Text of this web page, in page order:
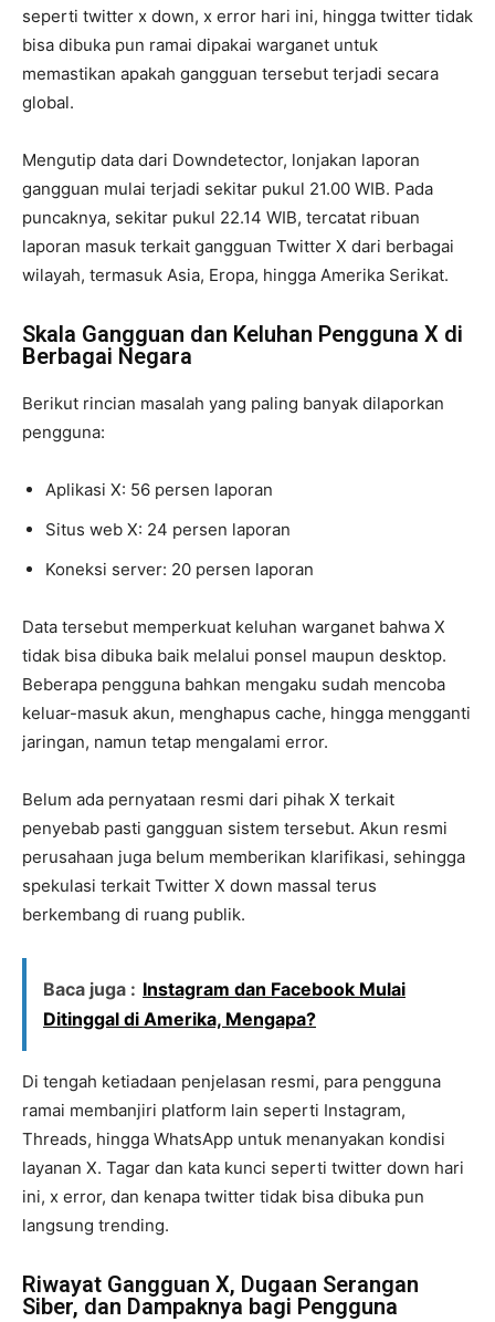
seperti twitter x down, x error hari ini, hingga twitter tidak
bisa dibuka pun ramai dipakai warganet untuk
memastikan apakah gangguan tersebut terjadi secara
global.
Mengutip data dari Downdetector, lonjakan laporan
gangguan mulai terjadi sekitar pukul 21.00 WIB. Pada
puncaknya, sekitar pukul 22.14 WIB, tercatat ribuan
laporan masuk terkait gangguan Twitter X dari berbagai
wilayah, termasuk Asia, Eropa, hingga Amerika Serikat.
Skala Gangguan dan Keluhan Pengguna X di
Berbagai Negara
Berikut rincian masalah yang paling banyak dilaporkan
pengguna:
Aplikasi X: 56 persen laporan
Situs web X: 24 persen laporan
Koneksi server: 20 persen laporan
Data tersebut memperkuat keluhan warganet bahwa X
tidak bisa dibuka baik melalui ponsel maupun desktop.
Beberapa pengguna bahkan mengaku sudah mencoba
keluar-masuk akun, menghapus cache, hingga mengganti
jaringan, namun tetap mengalami error.
Belum ada pernyataan resmi dari pihak X terkait
penyebab pasti gangguan sistem tersebut. Akun resmi
perusahaan juga belum memberikan klarifikasi, sehingga
spekulasi terkait Twitter X down massal terus
berkembang di ruang publik.
Baca juga : Instagram dan Facebook Mulai
Ditinggal di Amerika, Mengapa?
Di tengah ketiadaan penjelasan resmi, para pengguna
ramai membanjiri platform lain seperti Instagram,
Threads, hingga WhatsApp untuk menanyakan kondisi
layanan X. Tagar dan kata kunci seperti twitter down hari
ini, x error, dan kenapa twitter tidak bisa dibuka pun
langsung trending.
Riwayat Gangguan X, Dugaan Serangan
Siber, dan Dampaknya bagi Pengguna